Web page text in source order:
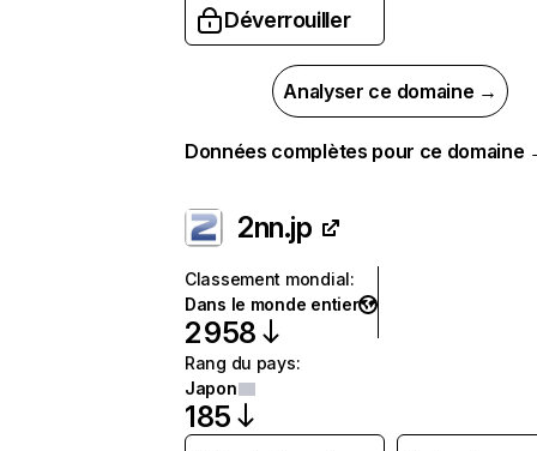
Déverrouiller
Analyser ce domaine →
Données complètes pour ce domaine
2nn.jp
Classement mondial:
Dans le monde entier
2 958
Rang du pays:
Japon
185